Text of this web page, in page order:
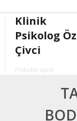
Klinik
Psikolog
Çivci
Psikoterapist